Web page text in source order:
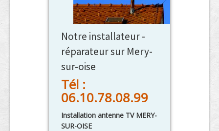
Notre installateur -
réparateur sur Mery-
sur-oise
Tél :
06.10.78.08.99
Installation antenne TV MERY-
SUR-OISE